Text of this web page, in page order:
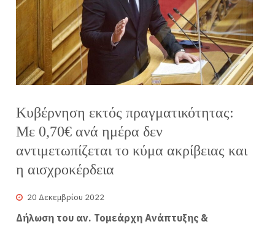
Κυβέρνηση εκτός πραγματικότητας:
Με 0,70€ ανά ημέρα δεν
αντιμετωπίζεται το κύμα ακρίβειας και
η αισχροκέρδεια
20 Δεκεμβρίου 2022
Δήλωση του αν. Τομεάρχη Ανάπτυξης &